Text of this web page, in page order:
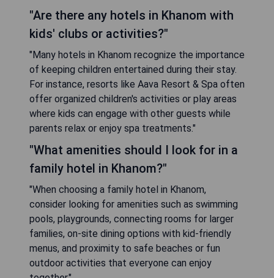
"Are there any hotels in Khanom with
kids' clubs or activities?"
"Many hotels in Khanom recognize the importance
of keeping children entertained during their stay.
For instance, resorts like Aava Resort & Spa often
offer organized children's activities or play areas
where kids can engage with other guests while
parents relax or enjoy spa treatments."
"What amenities should I look for in a
family hotel in Khanom?"
"When choosing a family hotel in Khanom,
consider looking for amenities such as swimming
pools, playgrounds, connecting rooms for larger
families, on-site dining options with kid-friendly
menus, and proximity to safe beaches or fun
outdoor activities that everyone can enjoy